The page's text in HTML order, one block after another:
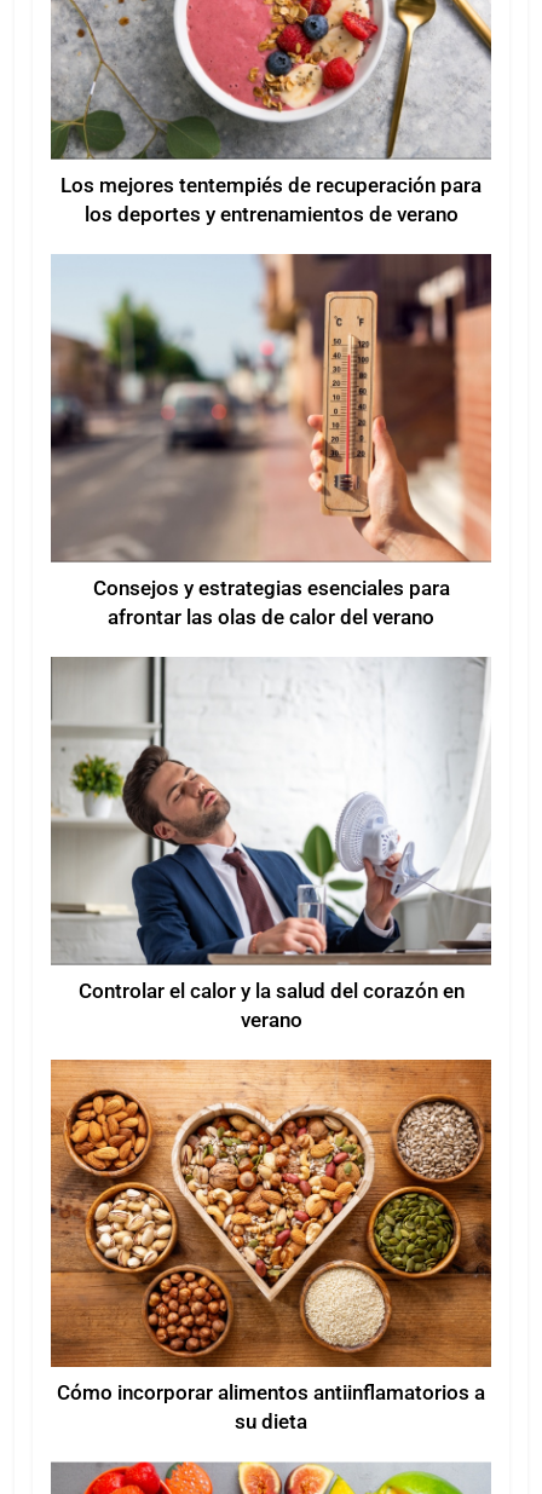
Los mejores tentempiés de recuperación para
los deportes y entrenamientos de verano
Consejos y estrategias esenciales para
afrontar las olas de calor del verano
Controlar el calor y la salud del corazón en
verano
Cómo incorporar alimentos antiinflamatorios a
su dieta